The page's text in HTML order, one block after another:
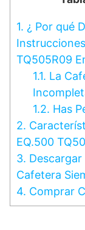
1. ¿ Por qué
TQ505R09
1.1. La
1.2. Has
2.
EQ.500
3. Descargar
Cafetera
4. Comprar